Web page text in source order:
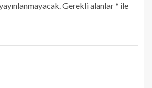
Gerekli alanlar* ile